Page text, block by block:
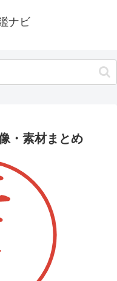
ナビ
・素材まとめ